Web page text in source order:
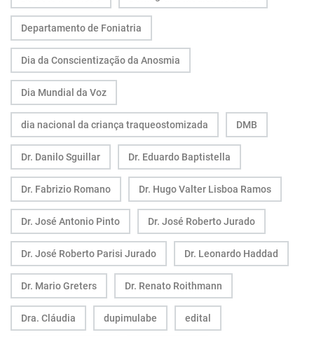
Departamento de Foniatria
Dia da Conscientização da Anosmia
Dia Mundial da Voz
dia nacional da criança traqueostomizada DMB
Dr. Danilo Sguillar Dr. Eduardo Baptistella
Dr. Fabrizio Romano Dr. Hugo Valter Lisboa Ramos
Dr. José Antonio Pinto Dr. José Roberto Jurado
Dr. José Roberto Parisi Jurado Dr. Leonardo Haddad
Dr. Mario Greters Dr. Renato Roithmann
Dra. Cláudia dupimulabe edital